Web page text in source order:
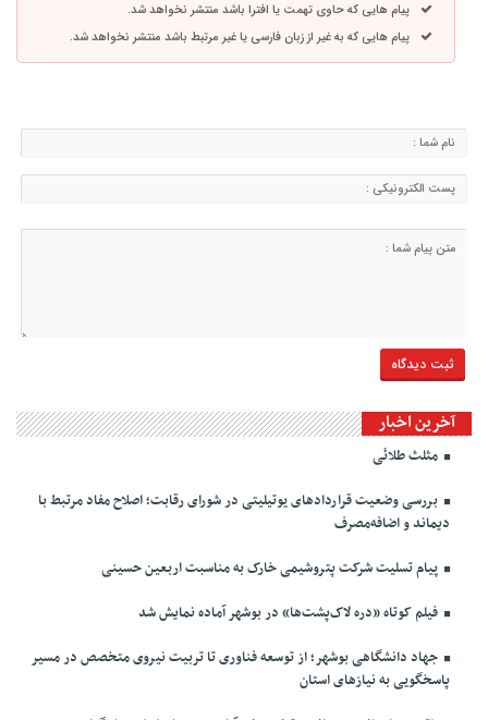
پیام هایی که حاوی تهمت یا افترا باشد منتشر نخواهد شد.
پیام هایی که به غیر از زبان فارسی یا غیر مرتبط باشد منتشر نخواهد شد.
آخرین اخبار
مثلث طلائی
بررسی وضعیت قراردادهای یوتیلیتی در شورای رقابت؛ اصلاح مفاد مرتبط با
دیماند و اضافه‌مصرف
پیام تسلیت شرکت پتروشیمی خارک به مناسبت اربعین حسینی
فیلم کوتاه «دره لاک‌پشت‌ها» در بوشهر آماده نمایش شد
جهاد دانشگاهی بوشهر؛ از توسعه فناوری تا تربیت نیروی متخصص در مسیر
پاسخگویی به نیازهای استان